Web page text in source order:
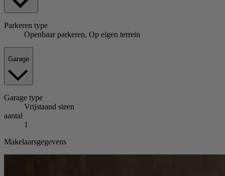
Parkeren type
Openbaar parkeren, Op eigen terrein
Garage
Garage type
Vrijstaand steen
aantal
1
Makelaarsgegevens